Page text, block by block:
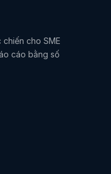
cho SME
cáo bằng số